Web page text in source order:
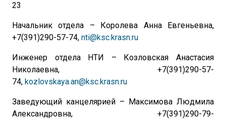
23
Начальник отдела – Королева Анна Евгеньевна,
+7(391)290-57-74, nti@ksc.krasn.ru
Инженер отдела НТИ – Козловская Анастасия
Николаевна, +7(391)290-57-
74, kozlovskaya.an@ksc.krasn.ru
Заведующий канцелярией – Максимова Людмила
Александровна, +7(391)290-79-